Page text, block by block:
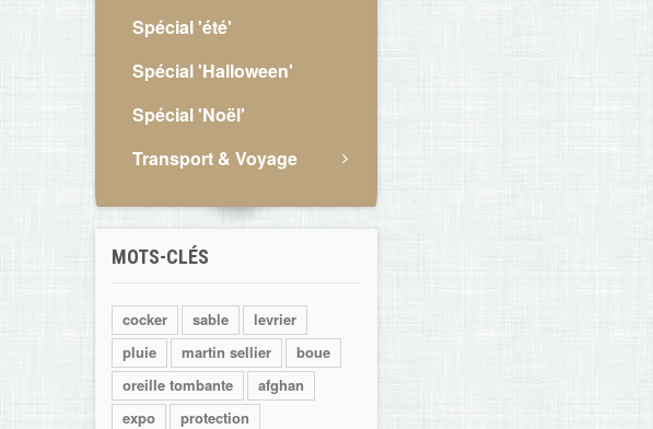
Spécial 'été'
Spécial 'Halloween'
Spécial 'Noël'
Transport & Voyage
MOTS-CLÉS
cocker sable
levrier
pluie
martin sellier
boue
oreille tombante
afghan
expo
protection